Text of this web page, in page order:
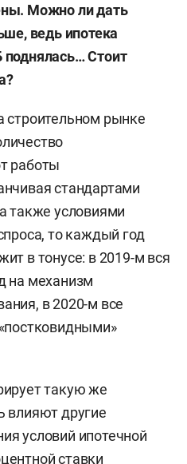
Можно ли дать
ведь ипотека
Стоит
строительном рынке
работы
стандартами
также условиями
то каждый год
в тонусе: в 2019-м вся
на механизм
в 2020-м все
такую же
влияют другие
условий ипотечной
ставки